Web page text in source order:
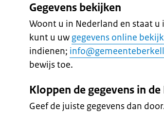
Gegevens bekijken
Woont u in Nederland en staat u
kunt u uwgegevens online
indienen;
bewijs toe.
Kloppen de gegevens in de
Geef de juiste gegevens dan